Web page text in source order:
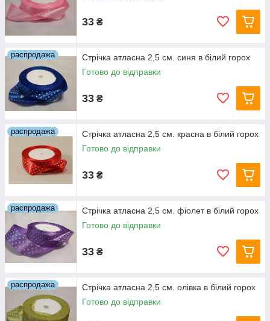
33 ₴
распродажа
Стрічка атласна 2,5 см. синя в білий горох
Готово до відправки
33 ₴
распродажа
Стрічка атласна 2,5 см. красна в білий горох
Готово до відправки
33 ₴
распродажа
Стрічка атласна 2,5 см. фіолет в білий горох
Готово до відправки
33 ₴
распродажа
Стрічка атласна 2,5 см. олівка в білий горох
Готово до відправки